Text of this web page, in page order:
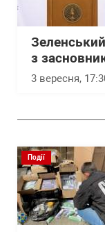
з
3 вересня,
Події